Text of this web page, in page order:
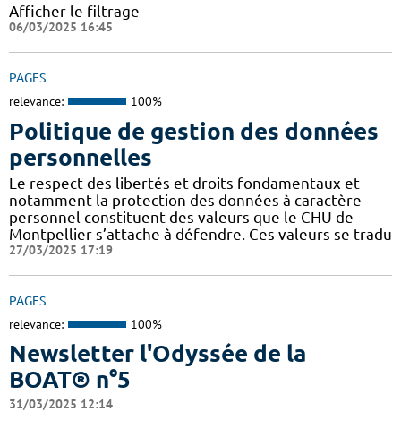
Afficher le filtrage
06/03/2025 16:45
PAGES
relevance: 100%
Politique de gestion des données
personnelles
Le respect des libertés et droits fondamentaux et
notamment la protection des données à caractère
personnel constituent des valeurs que le CHU de
Montpellier s’attache à défendre. Ces valeurs se tradu
27/03/2025 17:19
PAGES
relevance: 100%
Newsletter l'Odyssée de la
BOAT® n°5
31/03/2025 12:14